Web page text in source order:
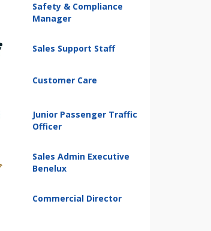
Safety & Compliance
Manager
Sales Support Staff
Customer Care
Junior Passenger Traffic
Officer
Sales Admin Executive
Benelux
Commercial Director